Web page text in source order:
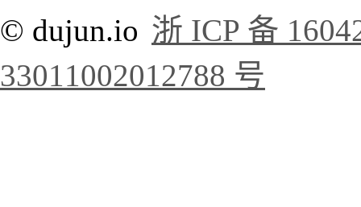
© dujun.io 浙 ICP 备
33011002012788 号